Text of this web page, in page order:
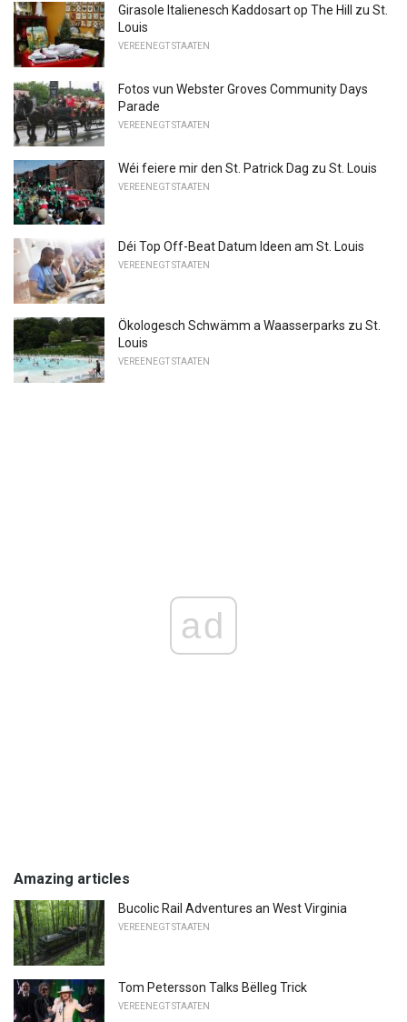
Girasole Italienesch Kaddosart op The Hill zu St.
Louis
VEREENEGT STAATEN
Fotos vun Webster Groves Community Days
Parade
VEREENEGT STAATEN
Wéi feiere mir den St. Patrick Dag zu St. Louis
VEREENEGT STAATEN
Déi Top Off-Beat Datum Ideen am St. Louis
VEREENEGT STAATEN
Ökologesch Schwämm a Waasserparks zu St.
Louis
VEREENEGT STAATEN
ad
Amazing articles
Bucolic Rail Adventures an West Virginia
VEREENEGT STAATEN
Tom Petersson Talks Bëlleg Trick
VEREENEGT STAATEN